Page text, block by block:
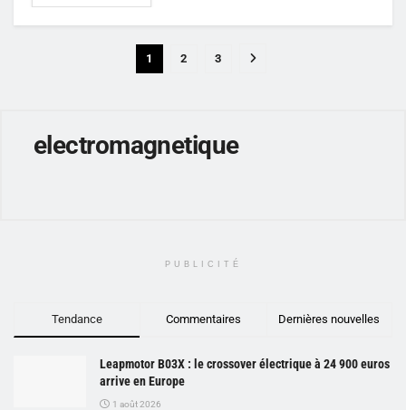
1 2 3
electromagnetique
PUBLICITÉ
Tendance Commentaires Dernières nouvelles
Leapmotor B03X : le crossover électrique à 24 900 euros
arrive en Europe
1 août 2026